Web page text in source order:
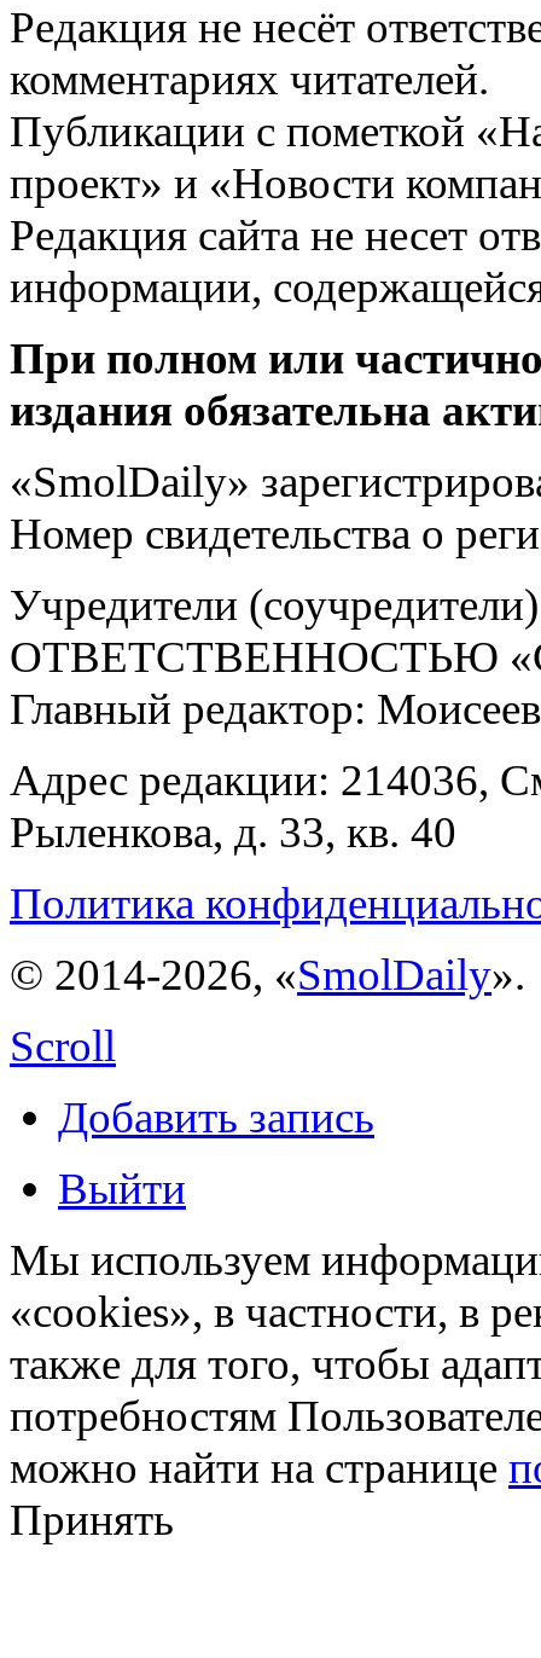
Редакция не несёт
комментариях читателей.
Публикации с пометкой
проект» и «Новости
Редакция сайта не несет
информации,
При полном или
издания обязательна
«SmolDaily»
Номер свидетельства о
Учредители
ОТВЕТСТВЕННОСТЬЮ
Главный редактор:
Адрес редакции: 214036,
Рыленкова, д. 33, кв. 40
Политика
© 2014-2026, «SmolDaily».
Scroll
Добавить запись
Выйти
Мы используем
«cookies», в частности, в
также для того, чтобы
потребностям
можно найти на странице
Принять